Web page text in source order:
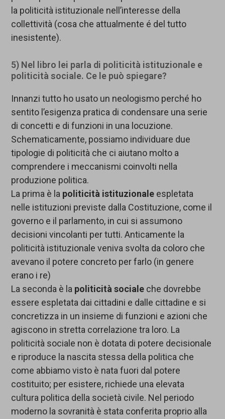
la politicità istituzionale nell’interesse della
collettività (cosa che attualmente é del tutto
inesistente).
5) Nel libro lei parla di politicità istituzionale e
politicità sociale. Ce le può spiegare?
Innanzi tutto ho usato un neologismo perché ho
sentito l’esigenza pratica di condensare una serie
di concetti e di funzioni in una locuzione.
Schematicamente, possiamo individuare due
tipologie di politicità che ci aiutano molto a
comprendere i meccanismi coinvolti nella
produzione politica.
La prima è la politicità istituzionale espletata
nelle istituzioni previste dalla Costituzione, come il
governo e il parlamento, in cui si assumono
decisioni vincolanti per tutti. Anticamente la
politicità istituzionale veniva svolta da coloro che
avevano il potere concreto per farlo (in genere
erano i re)
La seconda è la politicità sociale che dovrebbe
essere espletata dai cittadini e dalle cittadine e si
concretizza in un insieme di funzioni e azioni che
agiscono in stretta correlazione tra loro. La
politicità sociale non è dotata di potere decisionale
e riproduce la nascita stessa della politica che
come abbiamo visto è nata fuori dal potere
costituito; per esistere, richiede una elevata
cultura politica della società civile. Nel periodo
moderno la sovranità è stata conferita proprio alla